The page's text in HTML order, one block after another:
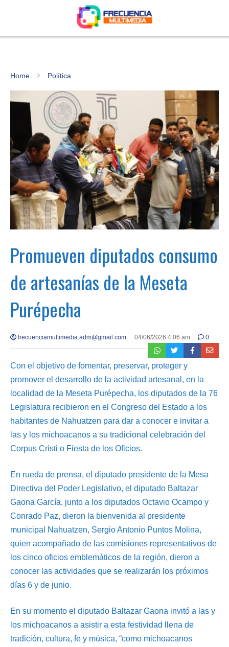
Home Política
Promueven diputados consumo
de artesanías de la Meseta
Purépecha
frecuenciamultimedia.adm@gmail.com 04/06/2026 4:06 am 0
Con el objetivo de fomentar, preservar, proteger y
promover el desarrollo de la actividad artesanal, en la
localidad de la Meseta Purépecha, los diputados de la 76
Legislatura recibieron en el Congreso del Estado a los
habitantes de Nahuatzen para dar a conocer e invitar a
las y los michoacanos a su tradicional celebración del
Corpus Cristi o Fiesta de los Oficios.
En rueda de prensa, el diputado presidente de la Mesa
Directiva del Poder Legislativo, el diputado Baltazar
Gaona García, junto a los diputados Octavio Ocampo y
Conrado Paz, dieron la bienvenida al presidente
municipal Nahuatzen, Sergio Antonio Puntos Molina,
quien acompañado de las comisiones representativos de
los cinco oficios emblemáticos de la región, dieron a
conocer las actividades que se realizarán los próximos
días 6 y de junio.
En su momento el diputado Baltazar Gaona invitó a las y
los michoacanos a asistir a esta festividad llena de
tradición, cultura, fe y música, “como michoacanos